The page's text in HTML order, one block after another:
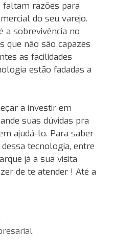
faltam razões para
do seu varejo.
a sobrevivência no
que não são capazes
as facilidades
estão fadadas a
a investir em
suas dúvidas pra
ajudá-lo. Para saber
tecnologia, entre
já a sua visita
de te atender ! Até a